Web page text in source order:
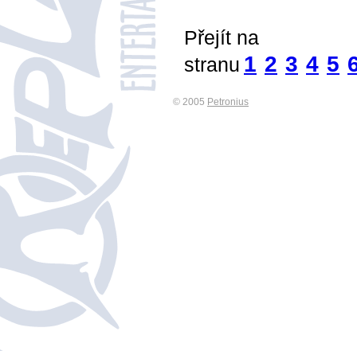
Přejít na
stranu 1 2 3 4 5
© 2005 Petronius